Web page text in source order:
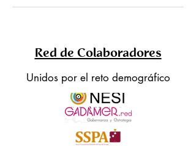
Red de Colaboradores
Unidos por el reto demográfico